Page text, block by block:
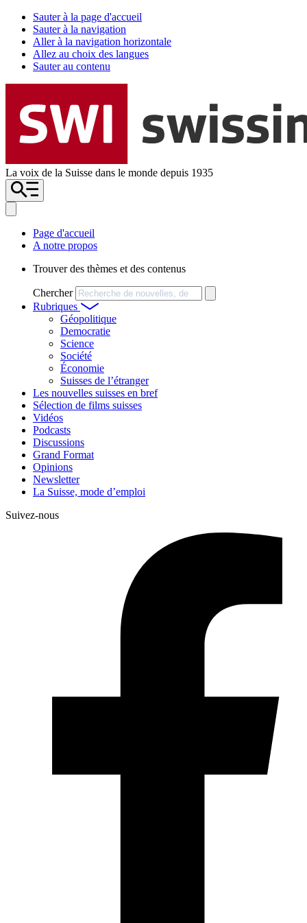
Sauter à la page d'accueil
Sauter à la navigation
Aller à la navigation horizontale
Allez au choix des langues
Sauter au contenu
La voix de la Suisse dans le monde depuis 1935
Page d'accueil
A notre propos
Trouver des thèmes et des contenus
Chercher
Rubriques
Géopolitique
Democratie
Science
Société
Économie
Suisses de l’étranger
Les nouvelles suisses en bref
Sélection de films suisses
Vidéos
Podcasts
Discussions
Grand Format
Opinions
Newsletter
La Suisse, mode d’emploi
Suivez-nous